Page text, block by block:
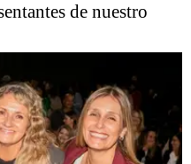
de nuestro